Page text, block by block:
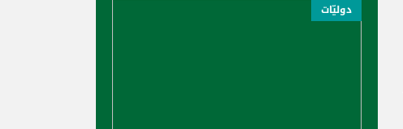
دوليّات